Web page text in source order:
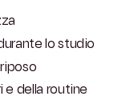
lo studio
e della routine